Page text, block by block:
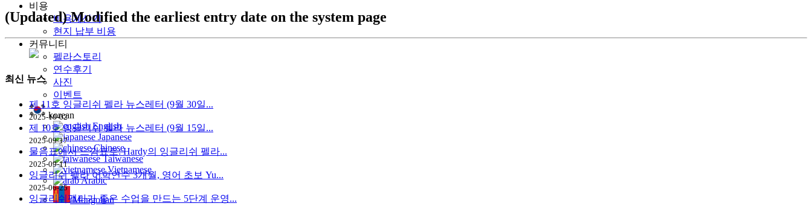
비용
비용계산기
현지 납부 비용
커뮤니티
펠라스토리
연수후기
사진
이벤트
korean
English
Japanese
Chinese
Taiwanese
Vietnamese
Arabic
Mongolian
(Updated) Modified the earliest entry date on the system page
최신 뉴스
제 11호 잉글리쉬 펠라 뉴스레터 (9월 30일...
2025-10-02
제 10호 잉글리쉬 펠라 뉴스레터 (9월 15일...
2025-09-17
물음표에서 느낌표로: Hardy의 잉글리쉬 펠라...
2025-09-11
잉글리쉬 펠라 어학연수 3개월, 영어 초보 Yu...
2025-06-25
잉글리쉬펠라가 좋은 수업을 만드는 5단계 운영...